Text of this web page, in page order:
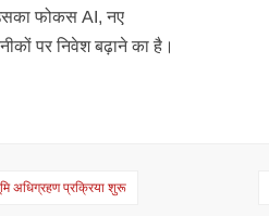
फोकस AI, नए
पर निवेश बढ़ाने का है।
अधिग्रहण प्रक्रिया शुरू